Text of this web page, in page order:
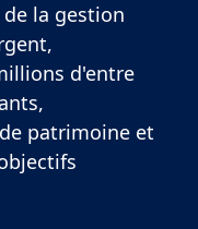
la gestion
d'entre
patrimoine et